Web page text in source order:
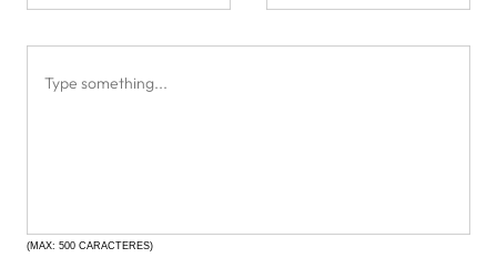
(MAX: 500 CARACTERES)